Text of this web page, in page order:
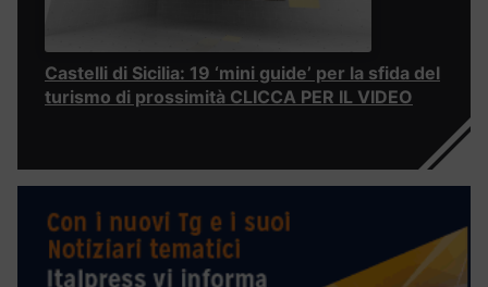
Castelli di Sicilia: 19 ‘mini guide’ per la sfida del
turismo di prossimità CLICCA PER IL VIDEO